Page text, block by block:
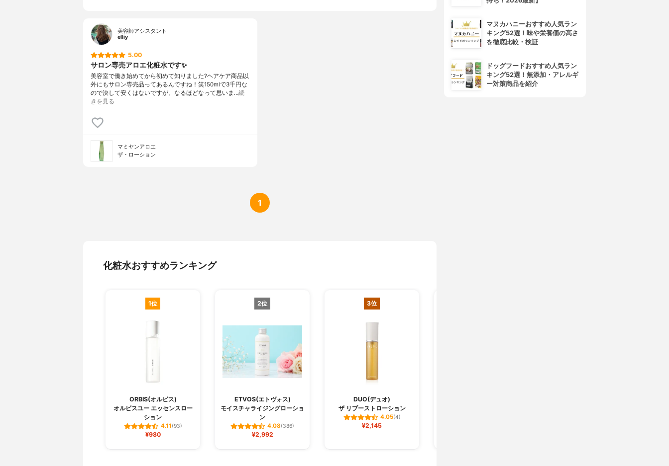
美容師アシスタント
elliy
5.00
サロン専売アロエ化粧水です✨
美容室で働き始めてから初めて知りました?ヘアケア商品以
外にもサロン専売品ってあるんですね！笑150mlで3千円な
ので決して安くはないですが、なるほどなって思いま…続
きを見る
マミヤンアロエ
ザ・ローション
1
化粧水おすすめランキング
1位
ORBIS(オルビス)
オルビスユー エッセンスロー
ション
4.11(93)
¥980
2位
ETVOS(エトヴォス)
モイスチャライジングローショ
ン
4.08(386)
¥2,992
3位
DUO(デュオ)
ザ リブーストローション
4.05(4)
¥2,145
マヌカハニーおすすめ人気ラン
キング52選！味や栄養価の高さ
を徹底比較・検証
ドッグフードおすすめ人気ラン
キング52選！無添加・アレルギ
ー対策商品を紹介